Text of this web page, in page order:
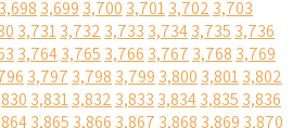
3,698 3,699 3,700 3,7013,702 3,703
3,7313,732 3,733 3,7343,735 3,736
3,7643,765 3,766 3,767 3,768 3,769
3,797 3,798 3,799 3,800 3,8013,802
3,8313,832 3,833 3,8343,835 3,836
3,865 3,866 3,867 3,868 3,869 3,870